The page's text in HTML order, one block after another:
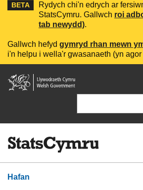
BETA
Rydych chi'n edrych ar
StatsCymru. Gallwch roi
tab newydd).
Gallwch hefyd gymryd rhan mewn
i'n helpu i wella'r gwasanaeth (yn
Llywodraeth
Cymru
Hafan